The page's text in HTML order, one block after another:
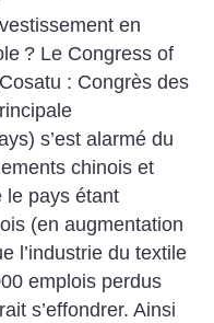
en
? Le Congress of
: Congrès des
s’est alarmé du
chinois et
le pays étant
(en augmentation
l’industrie du textile
emplois perdus
s’effondrer. Ainsi